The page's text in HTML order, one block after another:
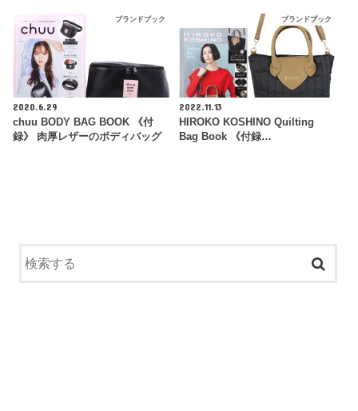
ブランドブック
2020.6.29
chuu BODY BAG BOOK 《付
録》 肉厚レザーのボディバッグ
ブランドブック
2022.11.13
HIROKO KOSHINO Quilting
Bag Book 《付録…